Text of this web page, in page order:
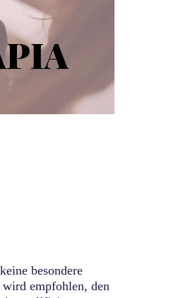
besondere
wird empfohlen, den